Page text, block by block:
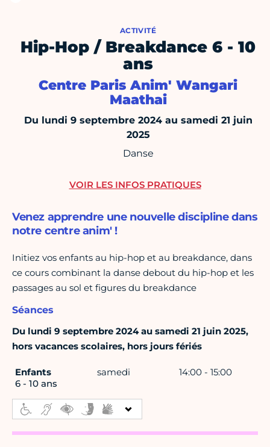
ACTIVITÉ
Hip-Hop / Breakdance 6 - 10
ans
Centre Paris Anim' Wangari
Maathai
Du lundi 9 septembre 2024 au samedi 21 juin
2025
Danse
Venez apprendre une nouvelle discipline dans
notre centre anim' !
Initiez vos enfants au hip-hop et au breakdance, dans
ce cours combinant la danse debout du hip-hop et les
passages au sol et figures du breakdance
Séances
Du lundi 9 septembre 2024 au samedi 21 juin 2025,
hors vacances scolaires, hors jours fériés
Enfants
6 - 10 ans
samedi 14:00 - 15:00
VOIR LES INFOS PRATIQUES